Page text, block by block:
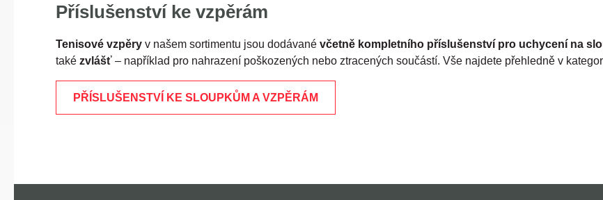
Příslušenství ke vzpěrám
Tenisové vzpěry v našem sortimentu jsou dodávané včetně kompletního příslušenství pro uchycení na
také zvlášť – například pro nahrazení poškozených nebo ztracených součástí. Vše najdete přehledně v
PŘÍSLUŠENSTVÍ KE SLOUPKŮM A VZPĚRÁM